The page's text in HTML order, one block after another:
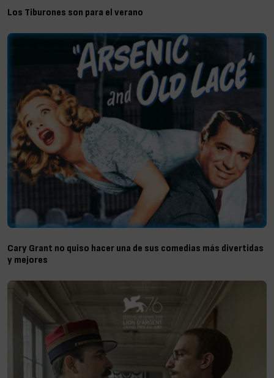
Los Tiburones son para el verano
Cary Grant no quiso hacer una de sus comedias más divertidas
y mejores